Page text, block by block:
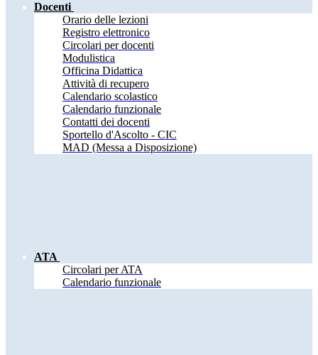
Docenti
Orario delle lezioni
Registro elettronico
Circolari per docenti
Modulistica
Officina Didattica
Attività di recupero
Calendario scolastico
Calendario funzionale
Contatti dei docenti
Sportello d'Ascolto - CIC
MAD (Messa a Disposizione)
ATA
Circolari per ATA
Calendario funzionale